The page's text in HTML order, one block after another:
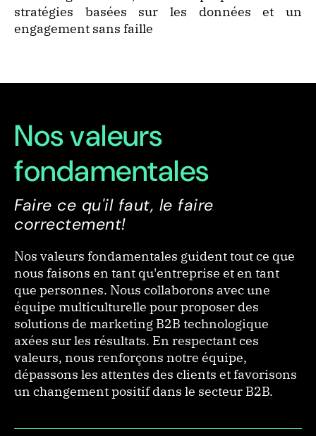
stratégies basées sur les données et un
engagement sans faille
Nos valeurs
fondamentales
Faire ce qu'il faut, le faire
correctement!
Nos valeurs fondamentales guident tout ce que
nous faisons en tant qu'entreprise et en tant
que personnes. Nous collaborons avec une
équipe multiculturelle pour proposer des
solutions de marketing B2B technologique
axées sur les résultats. En respectant ces
valeurs, nous renforçons notre équipe,
dépassons les attentes des clients et favorisons
un changement positif dans le secteur B2B.